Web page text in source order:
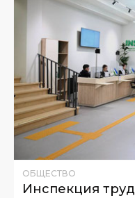
ОБЩЕСТВО
Инспекция